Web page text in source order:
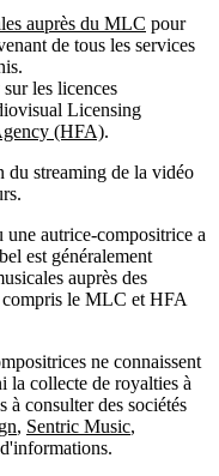
auprès du MLC pour
de tous les services
les licences
Licensing
(HFA).
du streaming de la vidéo
autrice-compositrice a
est généralement
auprès des
le MLC et HFA
ne connaissent
la collecte de royalties à
à consulter des sociétés
, Sentric Music,